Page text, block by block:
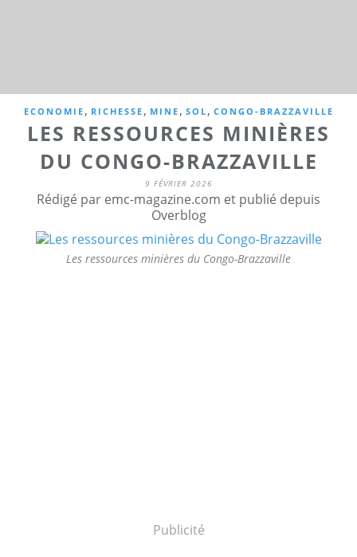
ECONOMIE , RICHESSE , MINE , SOL , CONGO-BRAZZAVILLE
LES RESSOURCES MINIÈRES
DU CONGO-BRAZZAVILLE
9 FÉVRIER 2026
Rédigé par emc-magazine.com et publié depuis
Overblog
Les ressources minières du Congo-Brazzaville
Publicité